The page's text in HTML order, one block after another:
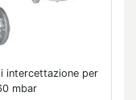
intercettazione per
mbar